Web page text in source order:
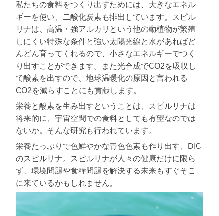
私たちの食料をつくり出すためには、大きなエネル
ギーを使い、二酸化炭素も排出しています。スピル
リナは、高温・強アルカリという他の動植物が繁殖
しにくい特殊な条件と強い太陽光線と水があればど
んどん育ってくれるので、小さなエネルギーでつく
り出すことができます。また光合成でCO2を吸収し
て酸素を出すので、地球温暖化の原因と言われる
CO2を減らすことにも貢献します。
栄養と酸素を生み出すということは、スピルリナは
将来的に、宇宙空間での食料としても有望なのでは
ないか。そんな研究も行われています。
栄養たっぷりで色鮮やかな青色色素も作り出す、DIC
のスピルリナ。スピルリナが人々の健康だけに限ら
ず、環境問題や食糧問題を解決する未来もすぐそこ
に来ているかもしれません。